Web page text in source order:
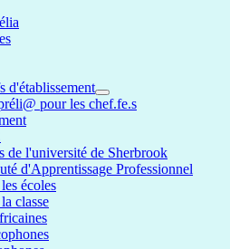
d'établissement
pour les chef.fe.s
de l'université de Sherbrook
d'Apprentissage Professionnel
écoles
classe